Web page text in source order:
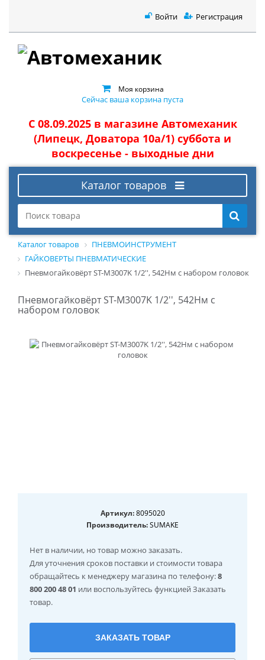
Войти Регистрация
Моя корзина
Сейчас ваша корзина пуста
С 08.09.2025 в магазине Автомеханик
(Липецк, Доватора 10а/1) суббота и
воскресенье - выходные дни
Каталог товаров
Каталог товаров
ПНЕВМОИНСТРУМЕНТ
ГАЙКОВЕРТЫ ПНЕВМАТИЧЕСКИЕ
Пневмогайковёрт ST-M3007K 1/2'', 542Нм с набором головок
Пневмогайковёрт ST-M3007K 1/2'', 542Нм с
набором головок
Артикул:8095020
Производитель:SUMAKE
Нет в наличии, но товар можно заказать.
Для уточнения сроков поставки и стоимости товара
обращайтесь к менеджеру магазина по телефону:8
800 200 48 01 или воспользуйтесь функцией Заказать
товар.
ЗАКАЗАТЬ ТОВАР